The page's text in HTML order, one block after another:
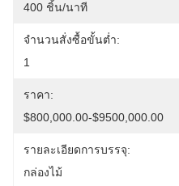
400 ชิ้น/นาที
จำนวนสั่งซื้อขั้นต่ำ:
1
ราคา:
$800,000.00-$9500,000.00
รายละเอียดการบรรจุ:
กล่องไม้